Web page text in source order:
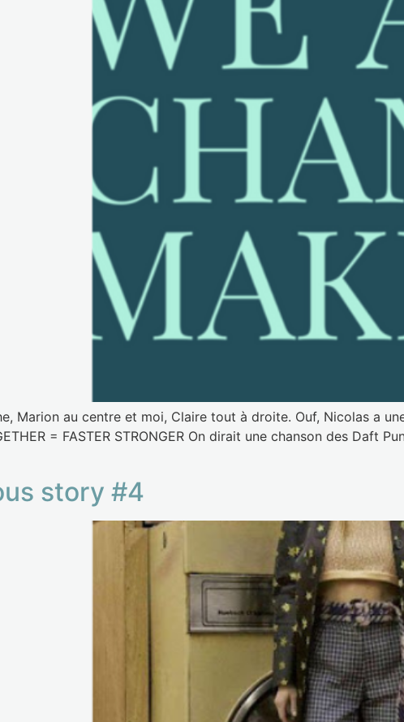
Marion au centre et moi, Claire tout à droite. Ouf, Nicolas a
= FASTER STRONGER On dirait une chanson des Daft
story #4